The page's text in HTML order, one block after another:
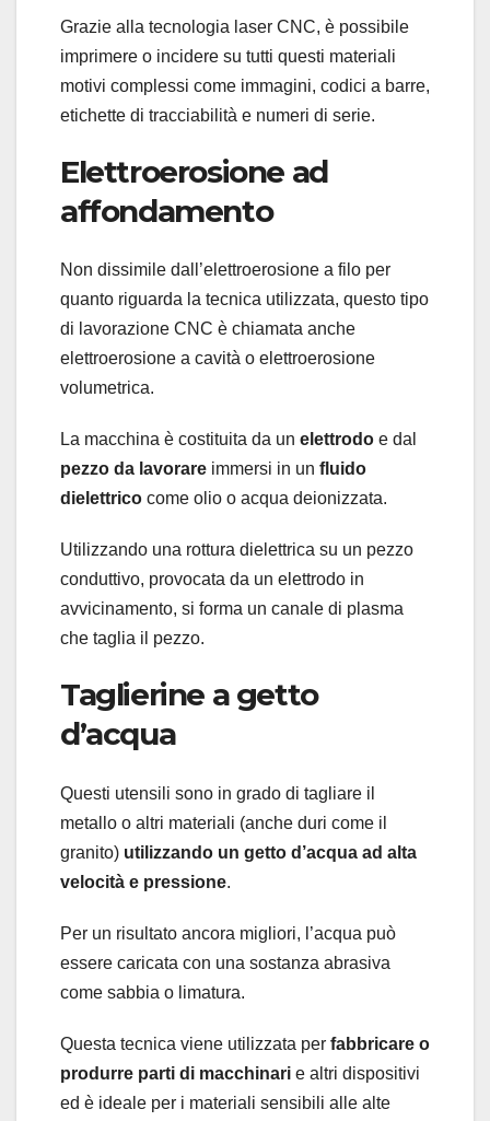
Grazie alla tecnologia laser CNC, è possibile
imprimere o incidere su tutti questi materiali
motivi complessi come immagini, codici a barre,
etichette di tracciabilità e numeri di serie.
Elettroerosione ad
affondamento
Non dissimile dall’elettroerosione a filo per
quanto riguarda la tecnica utilizzata, questo tipo
di lavorazione CNC è chiamata anche
elettroerosione a cavità o elettroerosione
volumetrica.
La macchina è costituita da un elettrodo e dal
pezzo da lavorare immersi in un fluido
dielettrico come olio o acqua deionizzata.
Utilizzando una rottura dielettrica su un pezzo
conduttivo, provocata da un elettrodo in
avvicinamento, si forma un canale di plasma
che taglia il pezzo.
Taglierine a getto
d’acqua
Questi utensili sono in grado di tagliare il
metallo o altri materiali (anche duri come il
granito) utilizzando un getto d’acqua ad alta
velocità e pressione.
Per un risultato ancora migliori, l’acqua può
essere caricata con una sostanza abrasiva
come sabbia o limatura.
Questa tecnica viene utilizzata per fabbricare o
produrre parti di macchinari e altri dispositivi
ed è ideale per i materiali sensibili alle alte